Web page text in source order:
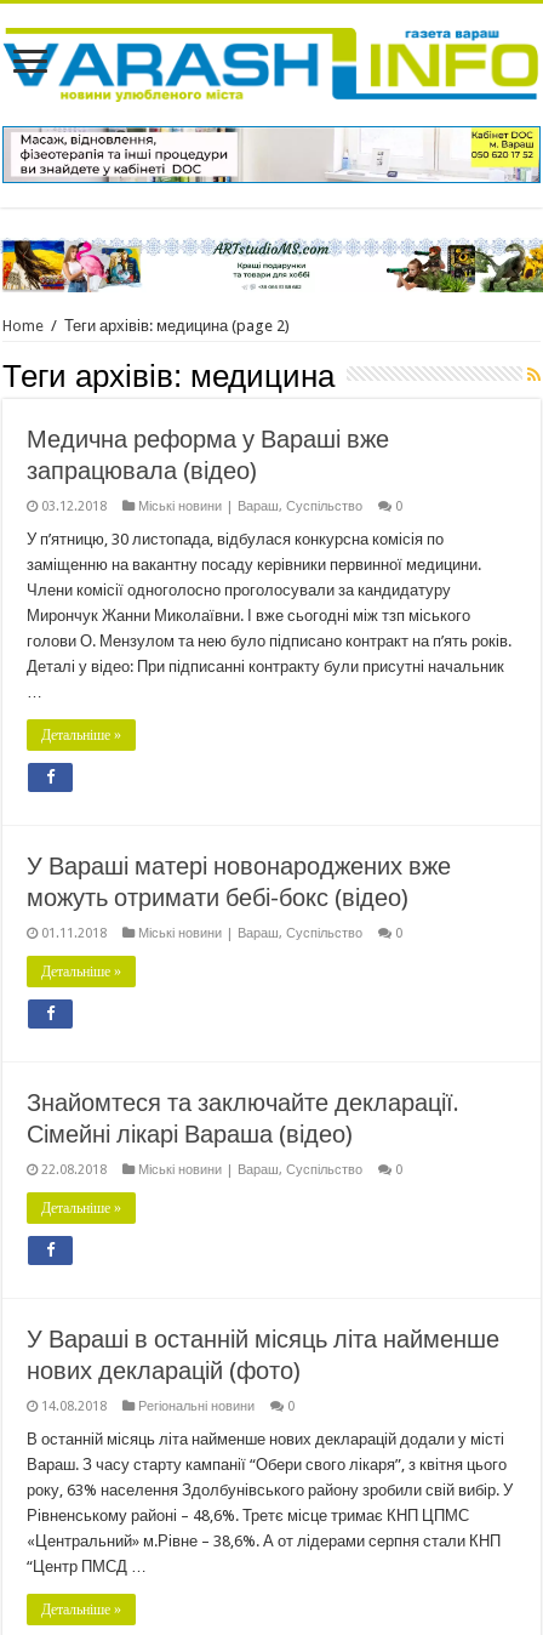
Home / Теги архівів: медицина(page 2)
Теги архівів: медицина
Медична реформа у Вараші вже
запрацювала (відео)
03.12.2018 Міські новини | Вараш,Суспільство 0
У п’ятницю, 30 листопада, відбулася конкурсна комісія по
заміщенню на вакантну посаду керівники первинної медицини.
Члени комісії одноголосно проголосували за кандидатуру
Мирончук Жанни Миколаївни. І вже сьогодні між тзп міського
голови О. Мензулом та нею було підписано контракт на п’ять років.
Деталі у відео: При підписанні контракту були присутні начальник
…
Детальніше »
У Вараші матері новонароджених вже
можуть отримати бебі-бокс (відео)
01.11.2018 Міські новини | Вараш,Суспільство 0
Детальніше »
Знайомтеся та заключайте декларації.
Сімейні лікарі Вараша (відео)
22.08.2018 Міські новини | Вараш,Суспільство 0
Детальніше »
У Вараші в останній місяць літа найменше
нових декларацій (фото)
14.08.2018 Регіональні новини 0
В останній місяць літа найменше нових декларацій додали у місті
Вараш. З часу старту кампанії “Обери свого лікаря”, з квітня цього
року, 63% населення Здолбунівського району зробили свій вибір. У
Рівненському районі – 48,6%. Третє місце тримає КНП ЦПМС
«Центральний» м.Рівне – 38,6%. А от лідерами серпня стали КНП
“Центр ПМСД …
Детальніше »